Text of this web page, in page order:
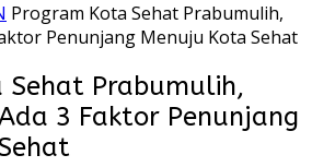
Program Kota Sehat Prabumulih,
Penunjang Menuju Kota Sehat
Sehat Prabumulih,
3 Faktor Penunjang